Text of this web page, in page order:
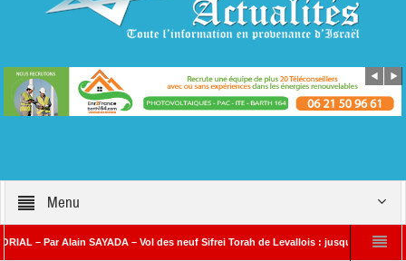
Menu
Par Alain SAYADA – Vol des neuf Sifrei Torah de Levallois : jusqu’à quand le